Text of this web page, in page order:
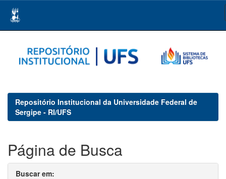
navigation
Repositório Institucional da Universidade Federal de
Sergipe - RI/UFS
Página de Busca
Buscar em: